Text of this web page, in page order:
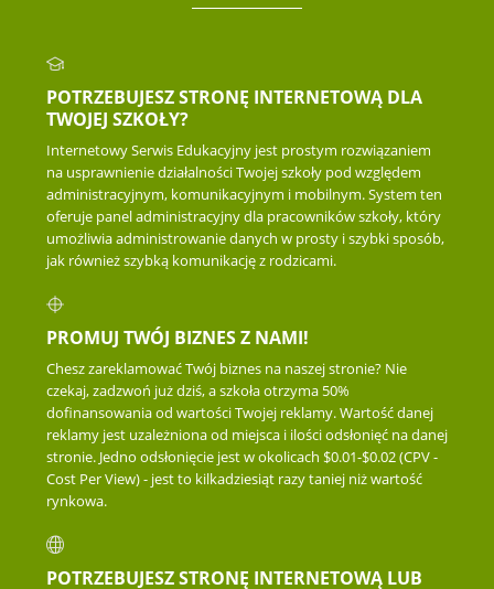
POTRZEBUJESZ STRONĘ INTERNETOWĄ DLA
TWOJEJ SZKOŁY?
Internetowy Serwis Edukacyjny jest prostym rozwiązaniem
na usprawnienie działalności Twojej szkoły pod względem
administracyjnym, komunikacyjnym i mobilnym. System ten
oferuje panel administracyjny dla pracowników szkoły, który
umożliwia administrowanie danych w prosty i szybki sposób,
jak również szybką komunikację z rodzicami.
PROMUJ TWÓJ BIZNES Z NAMI!
Chesz zareklamować Twój biznes na naszej stronie? Nie
czekaj, zadzwoń już dziś, a szkoła otrzyma 50%
dofinansowania od wartości Twojej reklamy. Wartość danej
reklamy jest uzależniona od miejsca i ilości odsłonięć na danej
stronie. Jedno odsłonięcie jest w okolicach $0.01-$0.02 (CPV -
Cost Per View) - jest to kilkadziesiąt razy taniej niż wartość
rynkowa.
POTRZEBUJESZ STRONĘ INTERNETOWĄ LUB